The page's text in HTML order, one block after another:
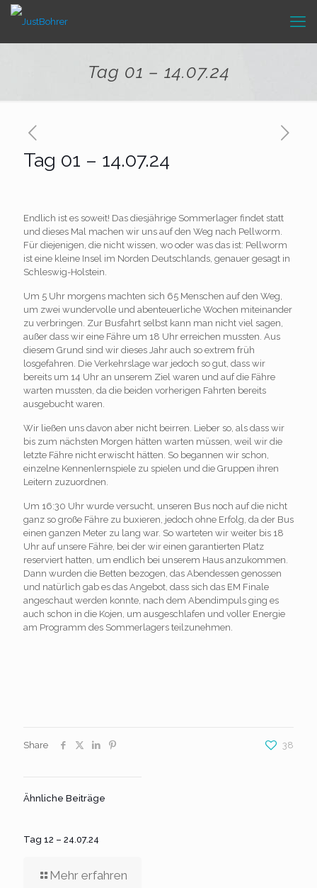
Tag 01 – 14.07.24
Tag 01 – 14.07.24
Endlich ist es soweit! Das diesjährige Sommerlager findet statt
und dieses Mal machen wir uns auf den Weg nach Pellworm.
Für diejenigen, die nicht wissen, wo oder was das ist: Pellworm
ist eine kleine Insel im Norden Deutschlands, genauer gesagt in
Schleswig-Holstein.
Um 5 Uhr morgens machten sich 65 Menschen auf den Weg,
um zwei wundervolle und abenteuerliche Wochen miteinander
zu verbringen. Zur Busfahrt selbst kann man nicht viel sagen,
außer dass wir eine Fähre um 18 Uhr erreichen mussten. Aus
diesem Grund sind wir dieses Jahr auch so extrem früh
losgefahren. Die Verkehrslage war jedoch so gut, dass wir
bereits um 14 Uhr an unserem Ziel waren und auf die Fähre
warten mussten, da die beiden vorherigen Fahrten bereits
ausgebucht waren.
Wir ließen uns davon aber nicht beirren. Lieber so, als dass wir
bis zum nächsten Morgen hätten warten müssen, weil wir die
letzte Fähre nicht erwischt hätten. So begannen wir schon,
einzelne Kennenlernspiele zu spielen und die Gruppen ihren
Leitern zuzuordnen.
Um 16:30 Uhr wurde versucht, unseren Bus noch auf die nicht
ganz so große Fähre zu buxieren, jedoch ohne Erfolg, da der Bus
einen ganzen Meter zu lang war. So warteten wir weiter bis 18
Uhr auf unsere Fähre, bei der wir einen garantierten Platz
reserviert hatten, um endlich bei unserem Haus anzukommen.
Dann wurden die Betten bezogen, das Abendessen genossen
und natürlich gab es das Angebot, dass sich das EM Finale
angeschaut werden konnte, nach dem Abendimpuls ging es
auch schon in die Kojen, um ausgeschlafen und voller Energie
am Programm des Sommerlagers teilzunehmen.
Share 38
Ähnliche Beiträge
Tag 12 – 24.07.24
Mehr erfahren